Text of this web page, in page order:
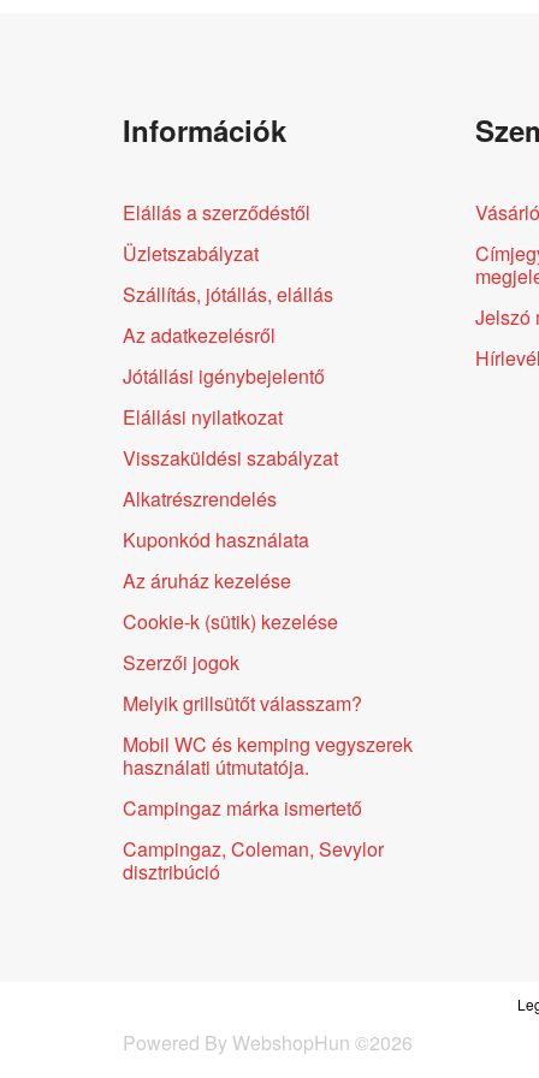
Információk
Elállás a szerződéstől
Üzletszabályzat
Szállítás, jótállás, elállás
Az adatkezelésről
Jótállási igénybejelentő
Elállási nyilatkozat
Visszaküldési szabályzat
Alkatrészrendelés
Kuponkód használata
Az áruház kezelése
Cookie-k (sütik) kezelése
Szerzői jogok
Melyik grillsütőt válasszam?
Mobil WC és kemping vegyszerek
használati útmutatója.
Campingaz márka ismertető
Campingaz, Coleman, Sevylor
disztribúció
Jelszó
Powered ByWebshopHun ©2026